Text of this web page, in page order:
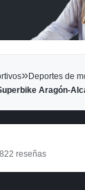
»Deportes de
Aragón-
reseñas